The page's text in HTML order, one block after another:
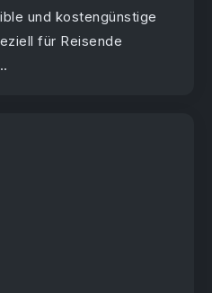
und kostengünstige
für Reisende